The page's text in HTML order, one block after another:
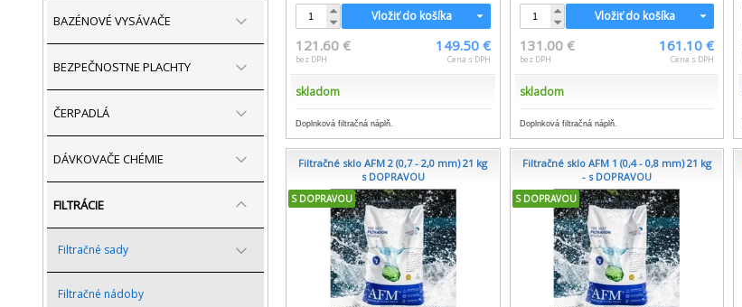
BAZÉNOVÉ VYSÁVAČE
BEZPEČNOSTNE PLACHTY
ČERPADLÁ
DÁVKOVAČE CHÉMIE
FILTRÁCIE
Filtračné sady
Filtračné nádoby
Vložiť do košíka
121.60 €
bez DPH
149.50 €
Cena s DPH
skladom
Doplnková filtračná náplň.
Vložiť do košíka
131.00 €
bez DPH
161.10 €
Cena s DPH
skladom
Doplnková filtračná náplň.
Filtračné sklo AFM 2 (0,7 - 2,0 mm) 21 kg
s DOPRAVOU
S DOPRAVOU
Filtračné sklo AFM 1 (0,4 - 0,8 mm) 21 kg
- s DOPRAVOU
S DOPRAVOU